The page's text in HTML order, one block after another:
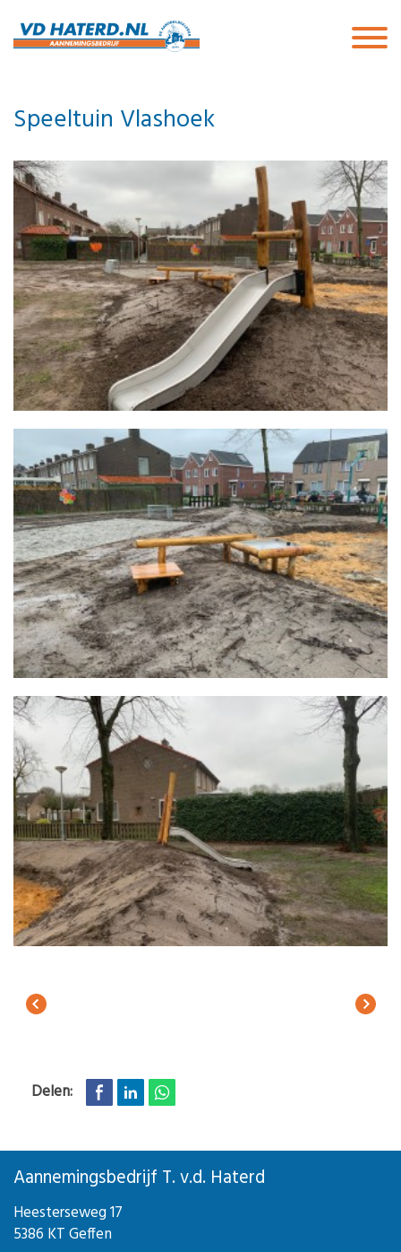
Speeltuin Vlashoek
Delen:
Aannemingsbedrijf T. v.d. Haterd
Heesterseweg 17
5386 KT Geffen